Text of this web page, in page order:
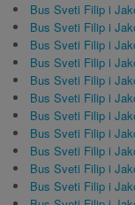
Bus Sveti Filip i
Bus Sveti Filip i
Bus Sveti Filip i
Bus Sveti Filip i
Bus Sveti Filip i
Bus Sveti Filip i
Bus Sveti Filip i
Bus Sveti Filip i
Bus Sveti Filip i
Bus Sveti Filip i
Bus Sveti Filip i